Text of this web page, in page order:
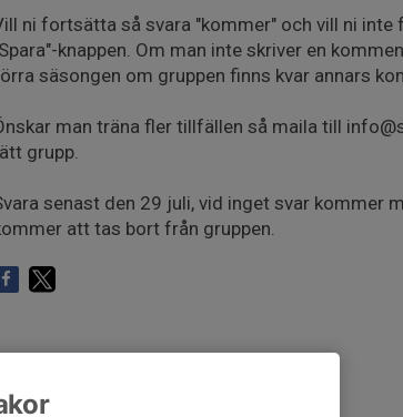
ni fortsätta så svara "kommer" och vill ni
knappen. Om man inte skriver en
säsongen om gruppen finns kvar annars
man träna fler tillfällen så maila till
grupp.
senast den 29 juli, vid inget svar kommer
att tas bort från gruppen.